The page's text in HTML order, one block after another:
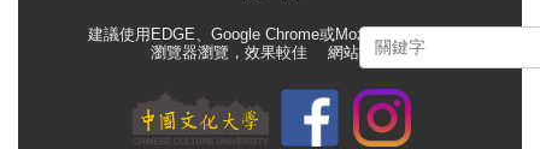
建議使用EDGE、Google Chrome或Mozilla Firefox等
瀏覽器瀏覽，效果較佳 網站管理